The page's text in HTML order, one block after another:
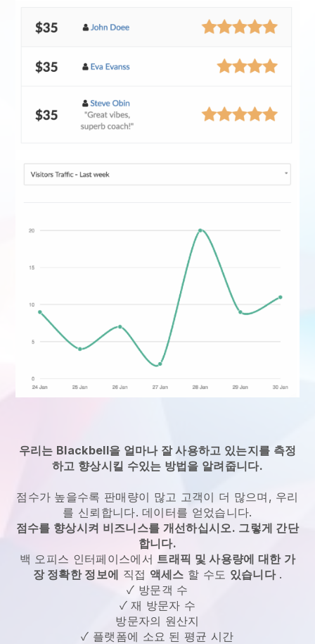
우리는 Blackbell을 얼마나 잘 사용하고 있는지를 측정
하고 향상시킬 수있는 방법을 알려줍니다.
점수가 높을수록 판매량이 많고 고객이 더 많으며, 우리
를 신뢰합니다. 데이터를 얻었습니다.
점수를 향상시켜 비즈니스를 개선하십시오. 그렇게 간단
합니다.
백 오피스 인터페이스에서 트래픽 및 사용량에 대한 가
장 정확한 정보에 직접 액세스 할 수도 있습니다.
✓ 방문객 수
✓ 재 방문자 수
방문자의 원산지
✓ 플랫폼에 소요 된 평균 시간